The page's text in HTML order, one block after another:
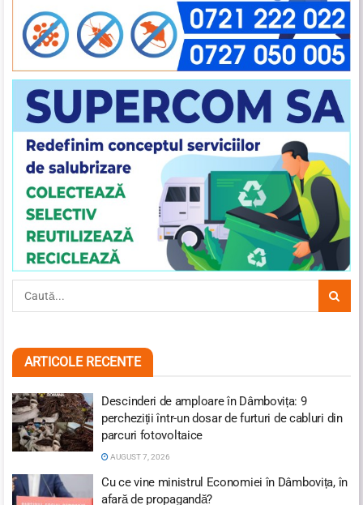
ARTICOLE RECENTE
Descinderi de amploare în Dâmbovița: 9
percheziții într-un dosar de furturi de cabluri din
parcuri fotovoltaice
AUGUST 7, 2026
Cu ce vine ministrul Economiei în Dâmbovița, în
afară de propagandă?